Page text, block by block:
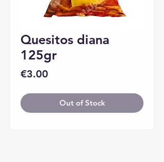
Quesitos diana
125gr
€3.00
Out of Stock